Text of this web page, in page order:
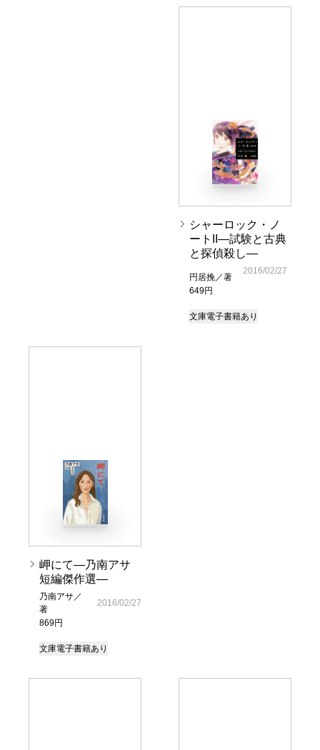
シャーロック・ノ
ートII―試験と古典
と探偵殺し―
円居挽／著
649円
2016/02/27
文庫電子書籍あり
岬にて―乃南アサ
短編傑作選―
乃南アサ／
著
869円
2016/02/27
文庫電子書籍あり